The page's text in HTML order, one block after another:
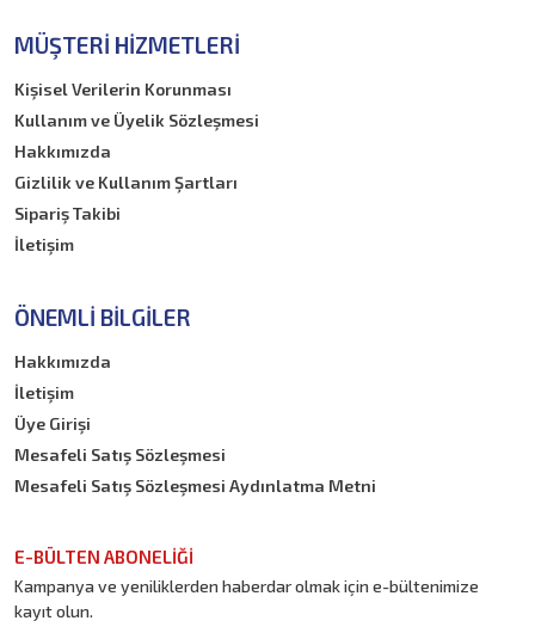
MÜŞTERI HIZMETLERI
Kişisel Verilerin Korunması
Kullanım ve Üyelik Sözleşmesi
Hakkımızda
Gizlilik ve Kullanım Şartları
Sipariş Takibi
İletişim
ÖNEMLI BILGILER
Hakkımızda
İletişim
Üye Girişi
Mesafeli Satış Sözleşmesi
Mesafeli Satış Sözleşmesi Aydınlatma Metni
E-BÜLTEN ABONELİĞİ
Kampanya ve yeniliklerden haberdar olmak için e-bültenimize
kayıt olun.